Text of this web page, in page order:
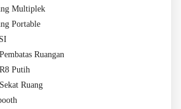
Multiplek
Portable
Ruangan
Putih
Ruang